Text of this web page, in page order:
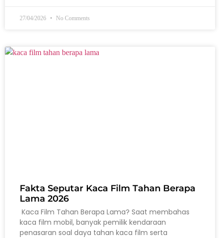
27/04/2026 No Comments
Fakta Seputar Kaca Film Tahan Berapa
Lama 2026
Kaca Film Tahan Berapa Lama? Saat membahas
kaca film mobil, banyak pemilik kendaraan
penasaran soal daya tahan kaca film serta